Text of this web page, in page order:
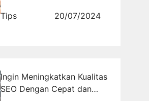
Website
Tips 20/07/2024
Ingin Meningkatkan Kualitas
SEO Dengan Cepat dan